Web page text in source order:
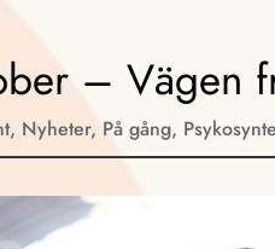
– Vägen
, Nyheter, På gång,